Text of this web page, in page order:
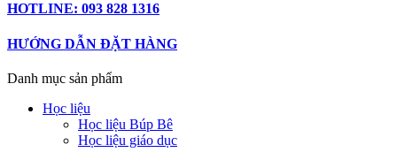
HOTLINE: 093 828 1316
HƯỚNG DẪN ĐẶT HÀNG
Danh mục sản phẩm
Học liệu
Học liệu Búp Bê
Học liệu giáo dục